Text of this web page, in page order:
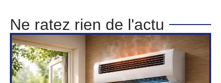
Ne ratez rien de l'actu